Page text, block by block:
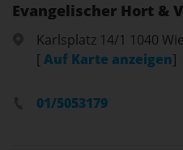
Evangelischer Hort &
Karlsplatz 14/1 1040
[Auf Karte anzeigen]
01/5053179